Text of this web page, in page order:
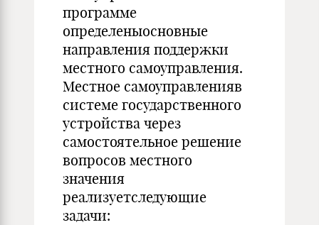
программе
определеныосновные
направления поддержки
местного самоуправления.
Местное самоуправленияв
системе государственного
устройства через
самостоятельное решение
вопросов местного
значения
реализуетследующие
задачи: